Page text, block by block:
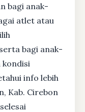
bagi anak-
atlet atau
bagi anak-
kondisi
info lebih
Kab. Cirebon